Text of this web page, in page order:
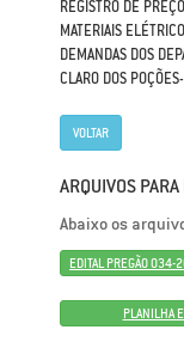
REGISTRO DE
MATERIAIS
DEMANDAS DOS
CLARO DOS
VOLTAR
ARQUIVOS
Abaixo os
EDITAL PREGÃO 034-
PLANILHA